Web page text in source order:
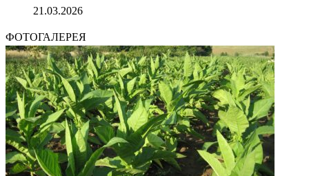
21.03.2026
ФОТОГАЛЕРЕЯ